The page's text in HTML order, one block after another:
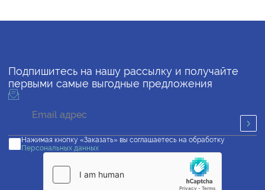
Подпишитесь на нашу рассылку и получайте
первыми самые выгодные предложения
Нажимая кнопку «Заказать» вы соглашаетесь на обработку
Персональных данных